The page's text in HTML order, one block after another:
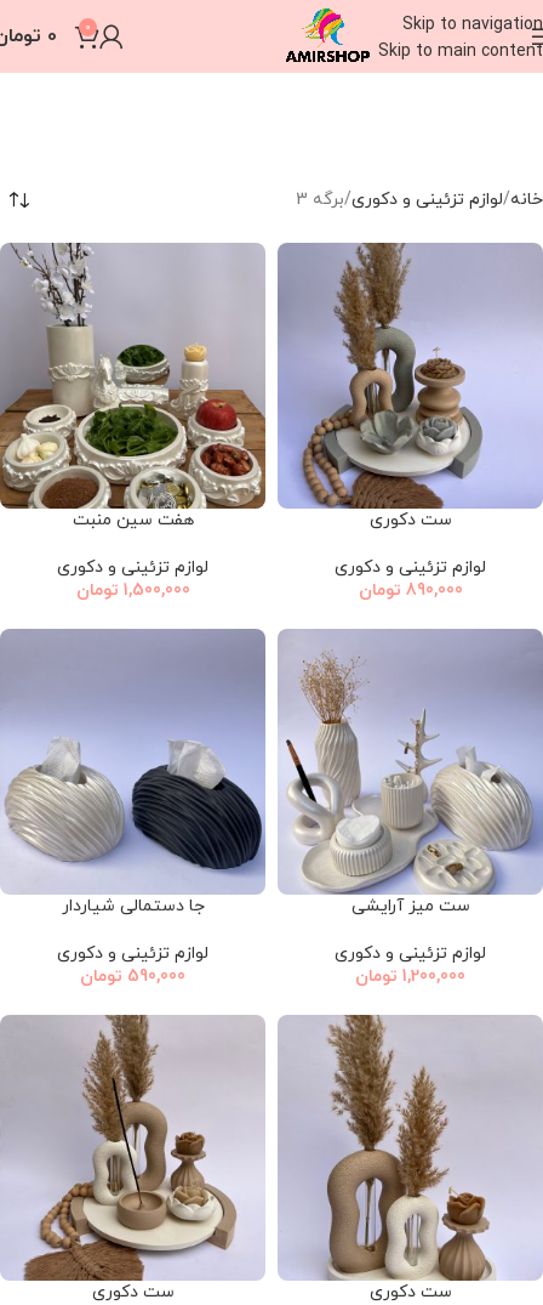
Skip to navigation
Skip to main content
0
0
خانه لوازم تزئینی و دکوری برگه 3
ست دکوری
لوازم تزئینی و دکوری
890,000 تومان
هفت سین منبت
لوازم تزئینی و دکوری
1,500,000 تومان
ست میز آرایشی
لوازم تزئینی و دکوری
1,200,000 تومان
جا دستمالی شیاردار
لوازم تزئینی و دکوری
590,000 تومان
ست دکوری ست دکوری